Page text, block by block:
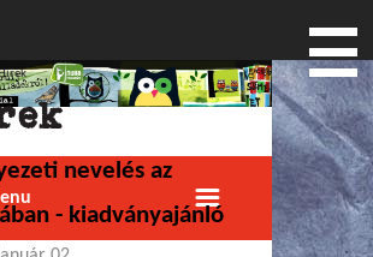
hely
nevelés az
- kiadványajánló